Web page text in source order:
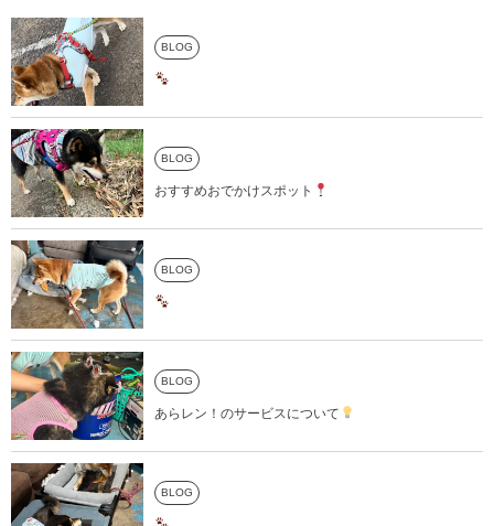
BLOG
BLOG
おすすめおでかけスポット
BLOG
BLOG
あらレン！のサービスについて
BLOG